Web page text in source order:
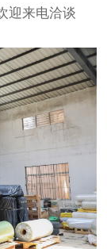
迎来电洽谈